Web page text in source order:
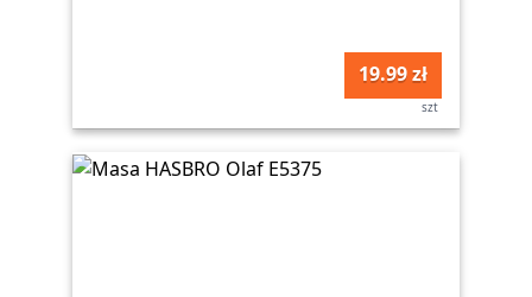
19.99 zł
szt